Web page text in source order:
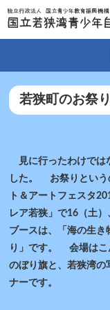
若狭町のお祭
見に行ったわけでは
した。 お祭りとい
ト＆アートフェスタ
レア若狭」で16（土
ブースは、「海の生き
り」です。 会場はこ
のぼり旗と、若狭湾の
ナーです。